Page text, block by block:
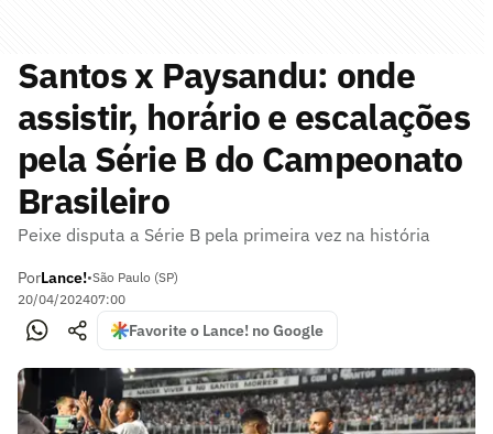
Santos x Paysandu: onde
assistir, horário e escalações
pela Série B do Campeonato
Brasileiro
Peixe disputa a Série B pela primeira vez na história
PorLance!•São Paulo (SP)
20/04/202407:00
Favorite o Lance! no Google